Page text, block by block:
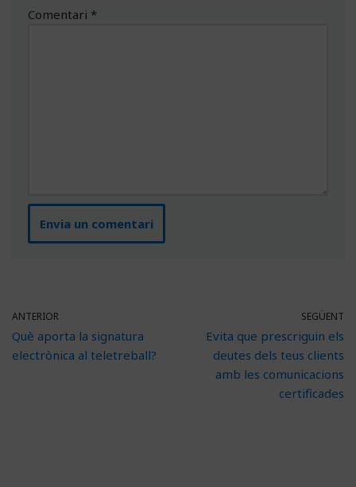
Comentari *
ANTERIOR
Què aporta la signatura
electrònica al teletreball?
SEGÜENT
Evita que prescriguin els
deutes dels teus clients
amb les comunicacions
certificades